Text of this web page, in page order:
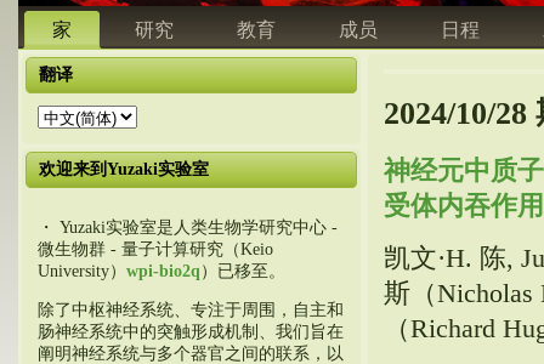
家 研究 教育 成员 日程
翻译
欢迎来到Yuzaki实验室
・ Yuzaki实验室是人类生物学研究中心 -
微生物群 - 量子计算研究（Keio
University） wpi-bio2q ）已移至。
除了中枢神经系统、专注于周围，自主和
肠神经系统中的突触形成机制、我们旨在
阐明神经系统与多个器官之间的联系，以
2024/10/
神经元中质
受体内吞作
凯文·H. 陈,
斯（Nicholas
（Richard